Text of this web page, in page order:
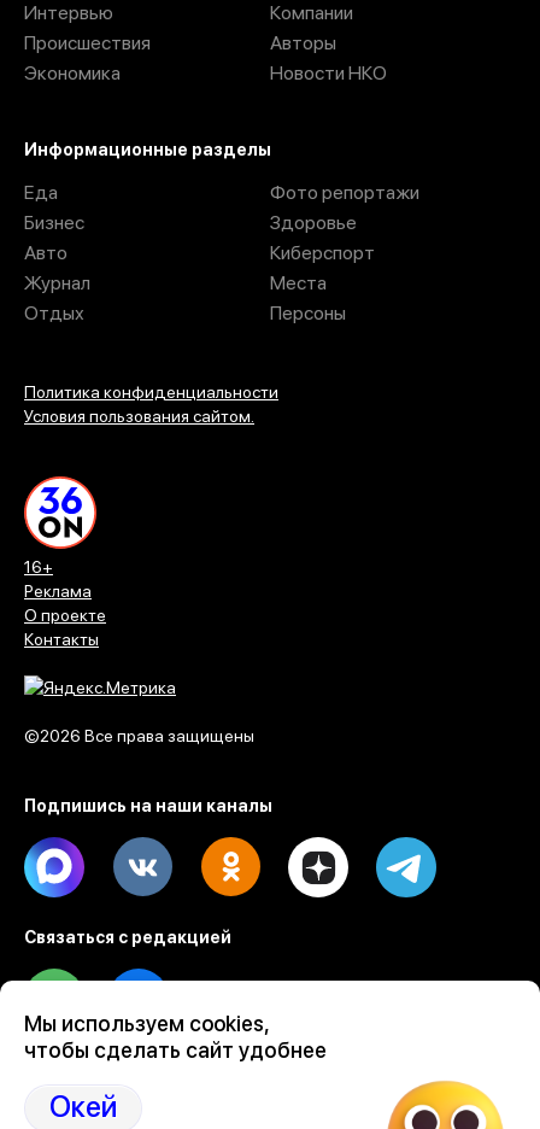
16+
Реклама
О проекте
Контакты
©2026 Все права защищены
Интервью
Происшествия
Экономика
Компании
Авторы
Новости НКО
Информационные разделы
Еда
Бизнес
Авто
Журнал
Отдых
Фото репортажи
Здоровье
Киберспорт
Места
Персоны
Политика конфиденциальности
Условия пользования сайтом.
Подпишись на наши каналы
Max Dzen
Связаться с редакцией
Tel Email
Разработка веб проектов Evrone
Custom software & mobile development
Ruby on Rails development by Evrone
Мы используем cookies,
чтобы сделать сайт удобнее
Окей